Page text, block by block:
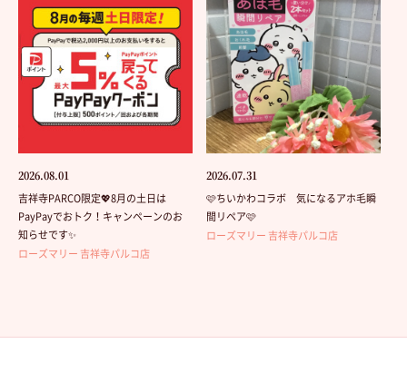
2026.08.01
吉祥寺PARCO限定💖8月の土日は
PayPayでおトク！キャンペーンのお
知らせです✨
ローズマリー 吉祥寺パルコ店
2026.07.31
🩷ちいかわコラボ 気になるアホ毛瞬
間リペア🩷
ローズマリー 吉祥寺パルコ店